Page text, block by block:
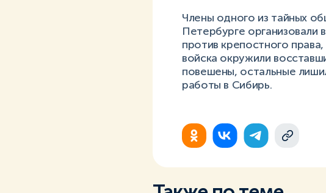
Члены одного из тайных
Петербурге
против крепостного
войска окружили
повешены, остальные
работы в Сибирь.